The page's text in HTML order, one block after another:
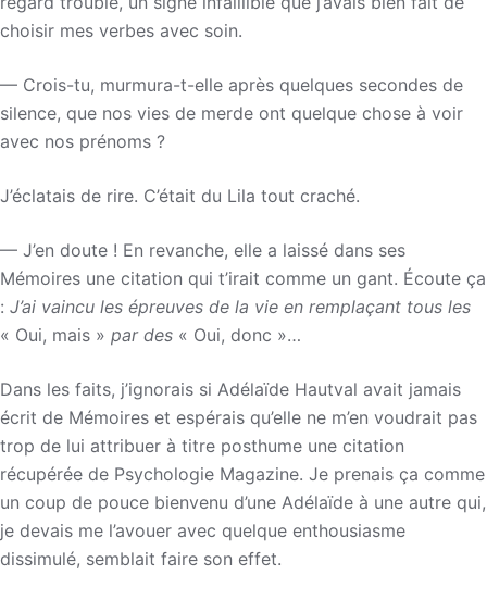
choisir mes verbes avec soin.
— Crois-tu, murmura-t-elle après quelques secondes de
silence, que nos vies de merde ont quelque chose à voir
avec nos prénoms ?
J’éclatais de rire. C’était du Lila tout craché.
— J’en doute ! En revanche, elle a laissé dans ses
Mémoires une citation qui t’irait comme un gant. Écoute ça
: J’ai vaincu les épreuves de la vie en remplaçant tous les
« Oui, mais » par des « Oui, donc »…
Dans les faits, j’ignorais si Adélaïde Hautval avait jamais
écrit de Mémoires et espérais qu’elle ne m’en voudrait pas
trop de lui attribuer à titre posthume une citation
récupérée de Psychologie Magazine. Je prenais ça comme
un coup de pouce bienvenu d’une Adélaïde à une autre qui,
je devais me l’avouer avec quelque enthousiasme
dissimulé, semblait faire son effet.